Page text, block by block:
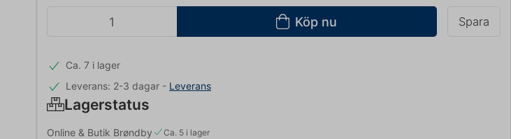
Köp nu Spara
Ca. 7 i lager
Leverans: 2-3 dagar - Leverans
Lagerstatus
Online & Butik Brøndby Ca. 5 i lager